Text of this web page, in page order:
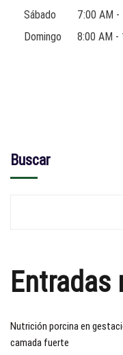
Sábado
7:00 AM -
Domingo
8:00 AM -
Buscar
Entradas
Nutrición porcina en
camada fuerte